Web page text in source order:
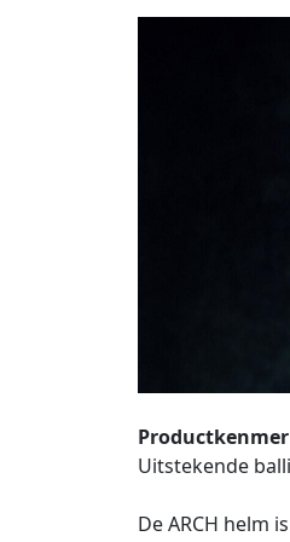
Uitstekende
De ARCH helm